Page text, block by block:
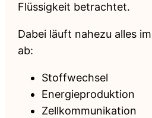
Flüssigkeit betrachtet.
Dabei läuft nahezu alles
ab:
Stoffwechsel
Energieproduktion
Zellkommunikation